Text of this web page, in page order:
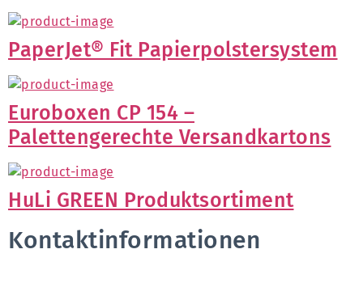
PaperJet® Fit Papierpolstersystem
Euroboxen CP 154 –
Palettengerechte Versandkartons
HuLi GREEN Produktsortiment
Kontaktinformationen